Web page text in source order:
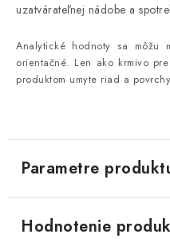
uzatvárateľnej nádobe a
Analytické hodnoty sa môžu
orientačné. Len ako krmivo
produktom umyte riad a
Parametre
Hodnotenie